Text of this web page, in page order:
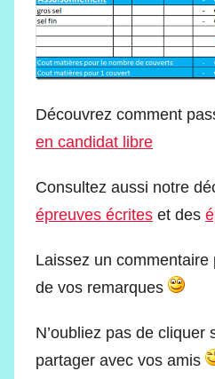
Découvrez comment
en candidat libre
Consultez aussi notre
épreuves écrites et des
Laissez un
de vos remarques
N’oubliez pas de cliquer
partager avec vos amis